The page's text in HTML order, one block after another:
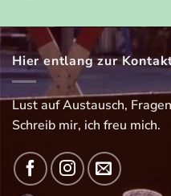
Hier entlang zur
Lust auf Austausch,
Schreib mir, ich freu mich.